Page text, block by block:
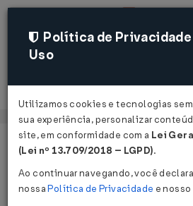
Página Inicial Legislações
Portaria MF Nº 203
Política de Privacidade
Uso
Utilizamos cookies e tecnologias
sua experiência, personalizar
site, em conformidade com a Lei
(Lei nº 13.709/2018 – LGPD).
Ao continuar navegando, você
nossaPolítica de Privacidade e nosso